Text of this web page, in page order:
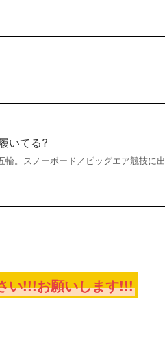
いてる?
。スノーボード／ビッグエア競技に出
い!!!お願いします!!!